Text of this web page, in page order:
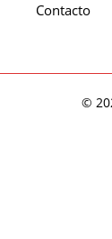
Contacto
©